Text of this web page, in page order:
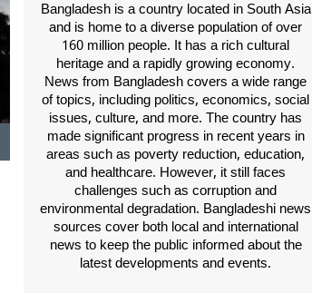
Bangladesh is a country located in South Asia
and is home to a diverse population of over
160 million people. It has a rich cultural
heritage and a rapidly growing economy.
News from Bangladesh covers a wide range
of topics, including politics, economics, social
issues, culture, and more. The country has
made significant progress in recent years in
areas such as poverty reduction, education,
and healthcare. However, it still faces
challenges such as corruption and
environmental degradation. Bangladeshi news
sources cover both local and international
news to keep the public informed about the
latest developments and events.